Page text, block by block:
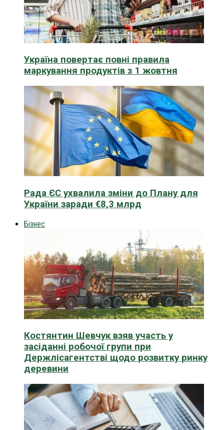
Україна повертає повні правила
маркування продуктів з 1 жовтня
Рада ЄС ухвалила зміни до Плану для
України заради €8,3 млрд
Бізнес
Костянтин Шевчук взяв участь у
засіданні робочої групи при
Держлісагентстві щодо розвитку ринку
деревини